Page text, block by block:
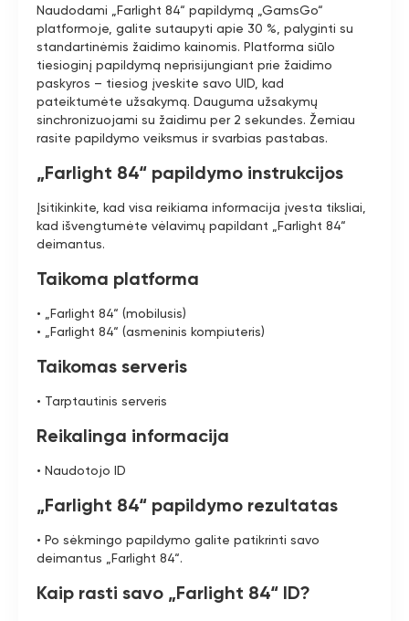
Naudodami „Farlight 84“ papildymą „GamsGo“
platformoje, galite sutaupyti apie 30 %, palyginti su
standartinėmis žaidimo kainomis. Platforma siūlo
tiesioginį papildymą neprisijungiant prie žaidimo
paskyros – tiesiog įveskite savo UID, kad
pateiktumėte užsakymą. Dauguma užsakymų
sinchronizuojami su žaidimu per 2 sekundes. Žemiau
rasite papildymo veiksmus ir svarbias pastabas.
„Farlight 84“ papildymo instrukcijos
Įsitikinkite, kad visa reikiama informacija įvesta tiksliai,
kad išvengtumėte vėlavimų papildant „Farlight 84“
deimantus.
Taikoma platforma
• „Farlight 84“ (mobilusis)
• „Farlight 84“ (asmeninis kompiuteris)
Taikomas serveris
• Tarptautinis serveris
Reikalinga informacija
• Naudotojo ID
„Farlight 84“ papildymo rezultatas
• Po sėkmingo papildymo galite patikrinti savo
deimantus „Farlight 84“.
Kaip rasti savo „Farlight 84“ ID?